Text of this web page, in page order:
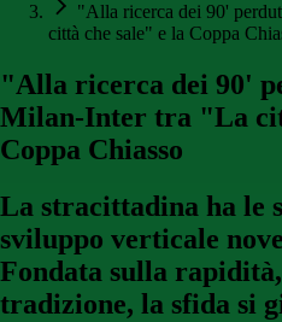
"Alla ricerca dei 90'
città che sale" e la Coppa
"Alla ricerca dei 90'
Milan-Inter tra "La
Coppa Chiasso
La stracittadina ha le
sviluppo verticale
Fondata sulla rapidità,
tradizione, la sfida si